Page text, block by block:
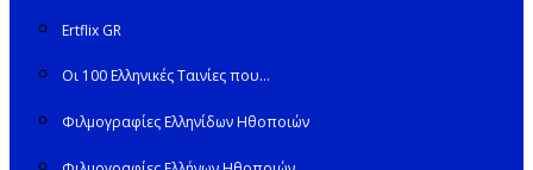
Ertflix GR
Οι 100 Ελληνικές Ταινίες που…
Φιλμογραφίες Ελληνίδων Ηθοποιών